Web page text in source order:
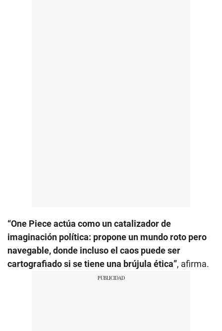
“One Piece actúa como un catalizador de
imaginación política: propone un mundo roto pero
navegable, donde incluso el caos puede ser
cartografiado si se tiene una brújula ética”, afirma.